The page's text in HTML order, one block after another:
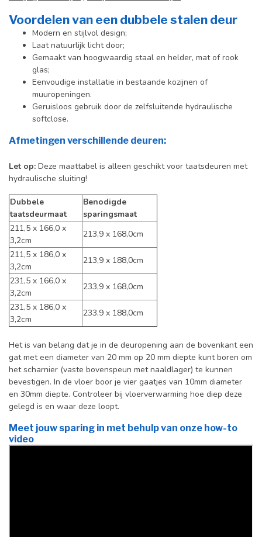
Voordelen van een dubbele stalen deur
Modern en stijlvol design;
Laat natuurlijk licht door;
Gemaakt van hoogwaardig staal en helder, mat of rook
glas;
Eenvoudige installatie in bestaande kozijnen of
muuropeningen.
Geruisloos gebruik door de zelfsluitende hydraulische
softclose.
Afmetingen verschillende deuren:
Let op: Deze maattabel is alleen geschikt voor taatsdeuren met
hydraulische sluiting!
Dubbele
taatsdeurmaat
Benodigde
sparingsmaat
211,5 x 166,0 x
3,2cm
213,9 x 168,0cm
211,5 x 186,0 x
3,2cm
213,9 x 188,0cm
231,5 x 166,0 x
3,2cm
233,9 x 168,0cm
231,5 x 186,0 x
3,2cm
233,9 x 188,0cm
Het is van belang dat je in de deuropening aan de bovenkant een
gat met een diameter van 20 mm op 20 mm diepte kunt boren om
het scharnier (vaste bovenspeun met naaldlager) te kunnen
bevestigen. In de vloer boor je vier gaatjes van 10mm diameter
en 30mm diepte. Controleer bij vloerverwarming hoe diep deze
gelegd is en waar deze loopt.
Meet jouw sparing in met behulp van onze how-to
video